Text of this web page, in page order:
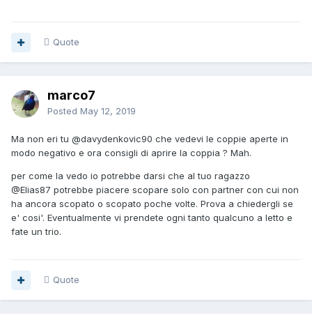
Quote
marco7
Posted May 12, 2019
Ma non eri tu @davydenkovic90 che vedevi le coppie aperte in
modo negativo e ora consigli di aprire la coppia ? Mah.
per come la vedo io potrebbe darsi che al tuo ragazzo
@Elias87 potrebbe piacere scopare solo con partner con cui non
ha ancora scopato o scopato poche volte. Prova a chiedergli se
e' cosi'. Eventualmente vi prendete ogni tanto qualcuno a letto e
fate un trio.
Quote